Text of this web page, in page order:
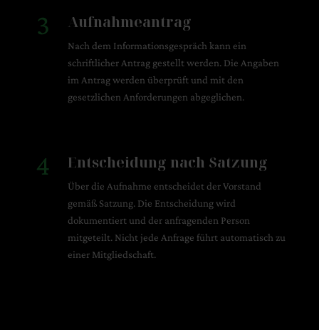
3 Aufnahmeantrag
Nach dem Informationsgespräch kann ein
schriftlicher Antrag gestellt werden. Die Angaben
im Antrag werden überprüft und mit den
gesetzlichen Anforderungen abgeglichen.
4 Entscheidung nach Satzung
Über die Aufnahme entscheidet der Vorstand
gemäß Satzung. Die Entscheidung wird
dokumentiert und der anfragenden Person
mitgeteilt. Nicht jede Anfrage führt automatisch zu
einer Mitgliedschaft.